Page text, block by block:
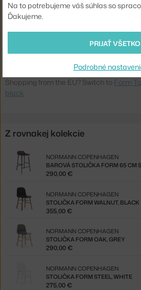
Info k produktu:
Kód produktu
NCP-602830
5712396000902
Jste z Česka? Přejděte naStůl Form
Shopping from the EU? Switch to Form
black
Z rovnakej kolekcie
BAROVÁ STOLIČKA FORM 65 CM
NORMANN COPENHAGEN
290,00 €
STOLIČKA FORM WALNUT, BLACK
NORMANN COPENHAGEN
355,00 €
STOLIČKA FORM OAK, GREY
NORMANN COPENHAGEN
290,00 €
STOLIČKA FORM STEEL, WHITE
NORMANN COPENHAGEN
275,00 €
Na to potrebujeme váš súhlas so
Ďakujeme.
PRIJAŤ VŠETKO
Podrobné